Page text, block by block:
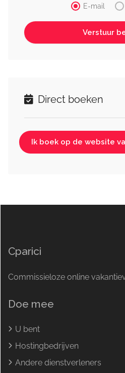
E-mail
Direct boeken
Ik boek op de website
Cparici
Commissieloze online
Doe mee
U bent
Hostingbedrijven
Andere dienstverleners